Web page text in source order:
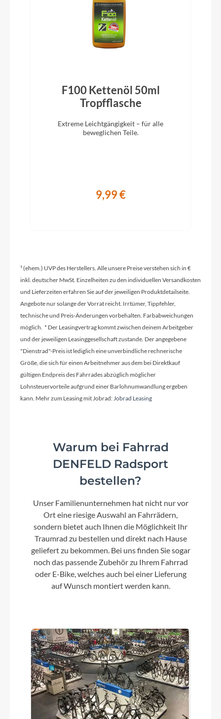
Ständer
ACID FM Pure Kickstand
Glocke
Easy Bell
Vorbau
CUBE Comfort Stem Pro, 31.8mm, Adjustable
Hinterrad Nabe
Bolt
Bosch Kiox 300
Griffe
ACID Travel Comfort
Schaltwerk
Shimano Cues RD-U6000-GS, 11-Speed
Aluminium Superlite
Größen Optionen des Herstellers
S / 50cm, M / 54cm, L / 58cm, XL / 62cm
Kassette
Shimano Cues CS-LG400, 11-50T
Lenker
CUBE Comfort Trail Bar, 700mm
F100 Kettenöl 50ml
Tropfflasche
Extreme Leichtgängigkeit – für alle
beweglichen Teile.
9,99 €
¹ (ehem.) UVP des Herstellers. Alle unsere Preise verstehen sich in €
inkl. deutscher MwSt. Einzelheiten zu den individuellen Versandkosten
und Lieferzeiten erfahren Sie auf der jeweiligen Produktdetailseite.
Angebote nur solange der Vorrat reicht. Irrtümer, Tippfehler,
technische und Preis-Änderungen vorbehalten. Farbabweichungen
möglich. * Der Leasingvertrag kommt zwischen deinem Arbeitgeber
und der jeweiligen Leasinggesellschaft zustande. Der angegebene
"Dienstrad"-Preis ist lediglich eine unverbindliche rechnerische
Größe, die sich für einen Arbeitnehmer aus dem bei Direktkauf
gültigen Endpreis des Fahrrades abzüglich möglicher
Lohnsteuervorteile aufgrund einer Barlohnumwandlung ergeben
kann. Mehr zum Leasing mit Jobrad:Jobrad Leasing
Warum bei Fahrrad
DENFELD Radsport
bestellen?
Unser Familienunternehmen hat nicht nur vor
Ort eine riesige Auswahl an Fahrrädern,
sondern bietet auch Ihnen die Möglichkeit Ihr
Traumrad zu bestellen und direkt nach Hause
geliefert zu bekommen. Bei uns finden Sie sogar
noch das passende Zubehör zu Ihrem Fahrrad
oder E-Bike, welches auch bei einer Lieferung
auf Wunsch montiert werden kann.